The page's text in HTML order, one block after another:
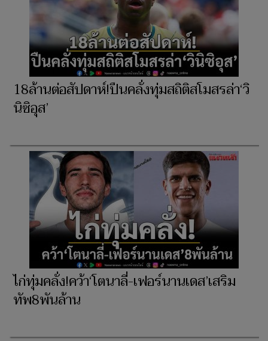
18ล้านต่อสัปดาห์!ปืนคลั่งทุ่มสถิติสโมสรล่า‘วิ
นิซิอุส’
ไก่ทุ่มคลั่ง!คว้า‘โตนาลี่-เฟอร์นานเดส’เสริม
ทัพ8พันล้าน